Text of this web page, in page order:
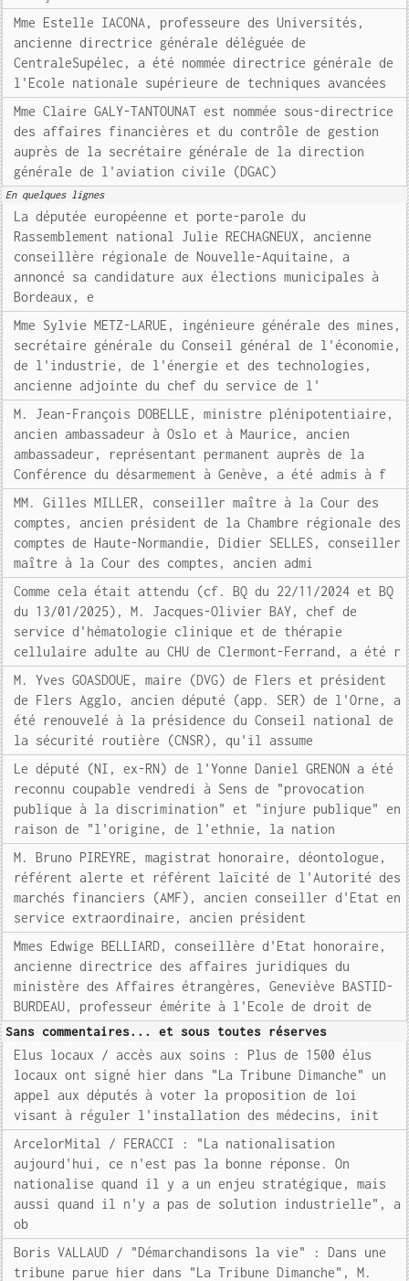
Mme Estelle IACONA, professeure des Universités,
ancienne directrice générale déléguée de
CentraleSupélec, a été nommée directrice générale de
l'Ecole nationale supérieure de techniques avancées
Mme Claire GALY-TANTOUNAT est nommée sous-directrice
des affaires financières et du contrôle de gestion
auprès de la secrétaire générale de la direction
générale de l'aviation civile (DGAC)
En quelques lignes
La députée européenne et porte-parole du
Rassemblement national Julie RECHAGNEUX, ancienne
conseillère régionale de Nouvelle-Aquitaine, a
annoncé sa candidature aux élections municipales à
Bordeaux, e
Mme Sylvie METZ-LARUE, ingénieure générale des mines,
secrétaire générale du Conseil général de l'économie,
de l'industrie, de l'énergie et des technologies,
ancienne adjointe du chef du service de l'
M. Jean-François DOBELLE, ministre plénipotentiaire,
ancien ambassadeur à Oslo et à Maurice, ancien
ambassadeur, représentant permanent auprès de la
Conférence du désarmement à Genève, a été admis à f
MM. Gilles MILLER, conseiller maître à la Cour des
comptes, ancien président de la Chambre régionale des
comptes de Haute-Normandie, Didier SELLES, conseiller
maître à la Cour des comptes, ancien admi
Comme cela était attendu (cf. BQ du 22/11/2024 et BQ
du 13/01/2025), M. Jacques-Olivier BAY, chef de
service d'hématologie clinique et de thérapie
cellulaire adulte au CHU de Clermont-Ferrand, a été r
M. Yves GOASDOUE, maire (DVG) de Flers et président
de Flers Agglo, ancien député (app. SER) de l'Orne, a
été renouvelé à la présidence du Conseil national de
la sécurité routière (CNSR), qu'il assume
Le député (NI, ex-RN) de l'Yonne Daniel GRENON a été
reconnu coupable vendredi à Sens de "provocation
publique à la discrimination" et "injure publique" en
raison de "l'origine, de l'ethnie, la nation
M. Bruno PIREYRE, magistrat honoraire, déontologue,
référent alerte et référent laïcité de l'Autorité des
marchés financiers (AMF), ancien conseiller d'Etat en
service extraordinaire, ancien président
Mmes Edwige BELLIARD, conseillère d'Etat honoraire,
ancienne directrice des affaires juridiques du
ministère des Affaires étrangères, Geneviève BASTID-
BURDEAU, professeur émérite à l'Ecole de droit de
Sans commentaires... et sous toutes réserves
Elus locaux / accès aux soins : Plus de 1500 élus
locaux ont signé hier dans "La Tribune Dimanche" un
appel aux députés à voter la proposition de loi
visant à réguler l'installation des médecins, init
ArcelorMital / FERACCI : "La nationalisation
aujourd'hui, ce n'est pas la bonne réponse. On
nationalise quand il y a un enjeu stratégique, mais
aussi quand il n'y a pas de solution industrielle", a
ob
Boris VALLAUD / "Démarchandisons la vie" : Dans une
tribune parue hier dans "La Tribune Dimanche", M.